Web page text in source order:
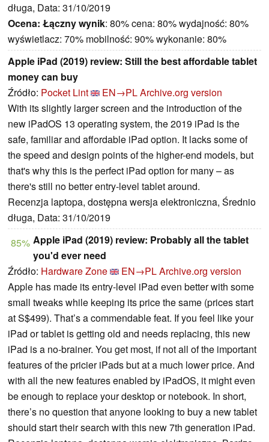
długa, Data: 31/10/2019
Ocena: Łączny wynik: 80% cena: 80% wydajność: 80%
wyświetlacz: 70% mobilność: 90% wykonanie: 80%
Apple iPad (2019) review: Still the best affordable tablet
money can buy
Źródło: Pocket Lint EN→PLArchive.org version
With its slightly larger screen and the introduction of the
new iPadOS 13 operating system, the 2019 iPad is the
safe, familiar and affordable iPad option. It lacks some of
the speed and design points of the higher-end models, but
that's why this is the perfect iPad option for many – as
there's still no better entry-level tablet around.
Recenzja laptopa, dostępna wersja elektroniczna, Średnio
długa, Data: 31/10/2019
85% Apple iPad (2019) review: Probably all the tablet
you'd ever need
Źródło: Hardware Zone EN→PLArchive.org version
Apple has made its entry-level iPad even better with some
small tweaks while keeping its price the same (prices start
at S$499). That’s a commendable feat. If you feel like your
iPad or tablet is getting old and needs replacing, this new
iPad is a no-brainer. You get most, if not all of the important
features of the pricier iPads but at a much lower price. And
with all the new features enabled by iPadOS, it might even
be enough to replace your desktop or notebook. In short,
there’s no question that anyone looking to buy a new tablet
should start their search with this new 7th generation iPad.